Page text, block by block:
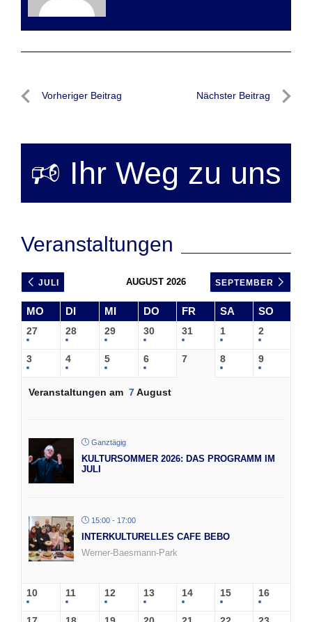
Beitragsnavigation
Vorheriger Beitrag Nächster Beitrag
🕫 Ihr Weg zu uns
Veranstaltungen
JULI AUGUST 2026 SEPTEMBER
MO DI MI DO FR SA SO
27 28 29 30 31 1 2
3 4 5 6 7 8 9
Veranstaltungen am 7August
Ganztägig
KULTURSOMMER 2026: DAS PROGRAMM IM
JULI
15:00 - 17:00
INTERKULTURELLES CAFE BEBO
Werner-Baesmann-Park
10 11 12 13 14 15 16